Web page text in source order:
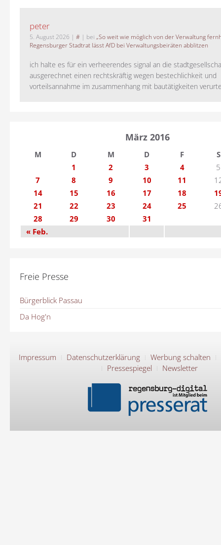
peter
5. August 2026 | # | bei „So weit wie möglich von der Verwaltung
Regensburger Stadtrat lässt AfD bei Verwaltungsbeiräten abblitzen
ich halte es für ein verheerendes signal an die
ausgerechnet einen rechtskräftig wegen bestechlichkeit und
vorteilsannahme im zusammenhang mit bautätigkeiten
März 2016
M D M D F
S
1
2 3 4
5
7
8 9 10 11
14
15 16 17 18
21
22 23 24 25
28
29 30
31
« Feb.
Freie Presse
Bürgerblick Passau
Da Hog'n
Impressum Datenschutzerklärung
Werbung schalten
Pressespiegel
Newsletter